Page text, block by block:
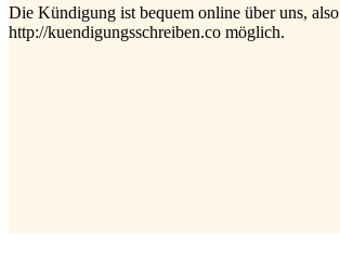
Die Kündigung ist bequem online über uns, also
http://kuendigungsschreiben.co möglich.